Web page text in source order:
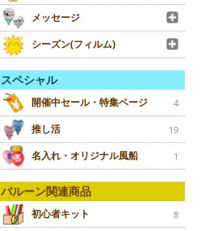
メッセージ
シーズン(フィルム)
スペシャル
開催中セール・特集ページ 4
推し活 19
名入れ・オリジナル風船 1
バルーン関連商品
初心者キット 8